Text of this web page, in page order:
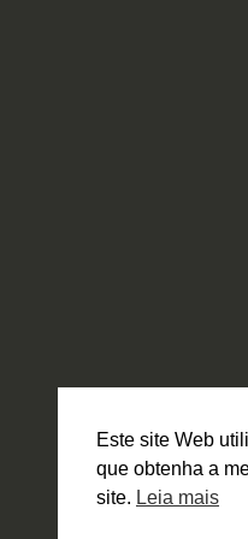
Este site Web
que obtenha a
site. Leia mais